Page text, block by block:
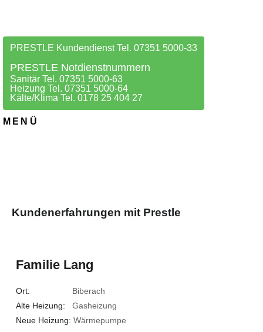
PRESTLE Kundendienst Tel. 07351 5000-33
PRESTLE Notdienstnummern
Sanitär Tel. 07351 5000-63
Heizung Tel. 07351 5000-64
Kälte/Klima Tel. 0178 25 404 27
MENÜ
Kundenerfahrungen mit Prestle
Familie Lang
Ort: Biberach
Alte Heizung: Gasheizung
Neue Heizung: Wärmepumpe